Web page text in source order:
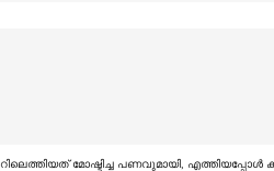
മോഷ്ടിച്ച പണവുമായി, എത്തിയപ്പോൾ